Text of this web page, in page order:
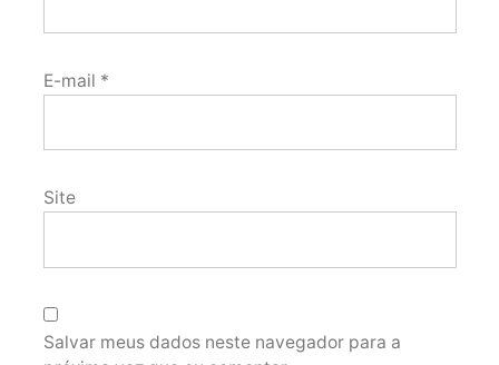
E-mail *
Site
Salvar meus dados neste navegador para a